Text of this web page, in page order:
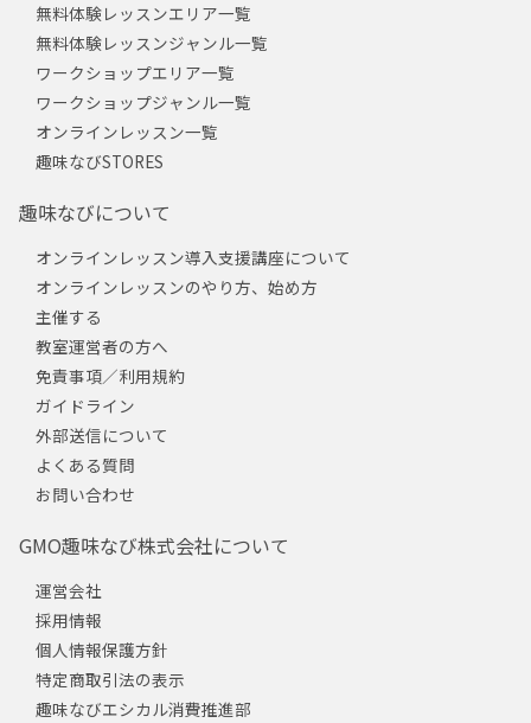
無料体験レッスンエリア一覧
無料体験レッスンジャンル一覧
ワークショップエリア一覧
ワークショップジャンル一覧
オンラインレッスン一覧
趣味なびSTORES
趣味なびについて
オンラインレッスン導入支援講座について
オンラインレッスンのやり方、始め方
主催する
教室運営者の方へ
免責事項／利用規約
ガイドライン
外部送信について
よくある質問
お問い合わせ
GMO趣味なび株式会社について
運営会社
採用情報
個人情報保護方針
特定商取引法の表示
趣味なびエシカル消費推進部